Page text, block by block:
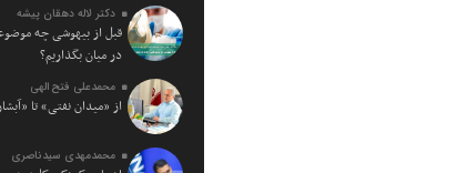
دکتر لاله دهقان پیشه
قبل از بیهوشی چه
در میان بگذاریم؟
محمدعلی فتح الهی
از «میدان نفتی» تا
محمدمهدی سیدناصری